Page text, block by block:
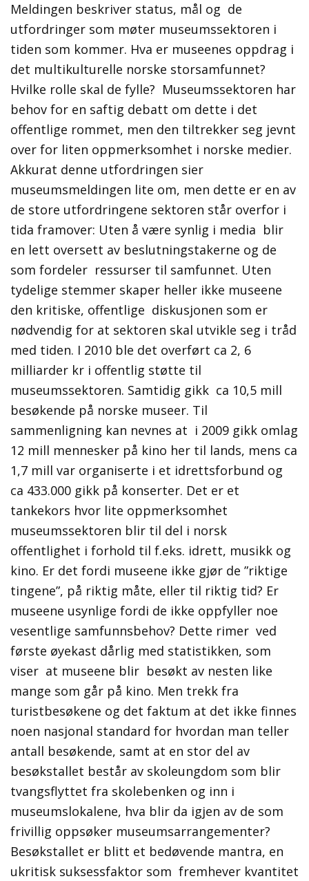
Meldingen beskriver status, mål og de
utfordringer som møter museumssektoren i
tiden som kommer. Hva er museenes oppdrag i
det multikulturelle norske storsamfunnet?
Hvilke rolle skal de fylle? Museumssektoren har
behov for en saftig debatt om dette i det
offentlige rommet, men den tiltrekker seg jevnt
over for liten oppmerksomhet i norske medier.
Akkurat denne utfordringen sier
museumsmeldingen lite om, men dette er en av
de store utfordringene sektoren står overfor i
tida framover: Uten å være synlig i media blir
en lett oversett av beslutningstakerne og de
som fordeler ressurser til samfunnet. Uten
tydelige stemmer skaper heller ikke museene
den kritiske, offentlige diskusjonen som er
nødvendig for at sektoren skal utvikle seg i tråd
med tiden. I 2010 ble det overført ca 2, 6
milliarder kr i offentlig støtte til
museumssektoren. Samtidig gikk ca 10,5 mill
besøkende på norske museer. Til
sammenligning kan nevnes at i 2009 gikk omlag
12 mill mennesker på kino her til lands, mens ca
1,7 mill var organiserte i et idrettsforbund og
ca 433.000 gikk på konserter. Det er et
tankekors hvor lite oppmerksomhet
museumssektoren blir til del i norsk
offentlighet i forhold til f.eks. idrett, musikk og
kino. Er det fordi museene ikke gjør de ”riktige
tingene”, på riktig måte, eller til riktig tid? Er
museene usynlige fordi de ikke oppfyller noe
vesentlige samfunnsbehov? Dette rimer ved
første øyekast dårlig med statistikken, som
viser at museene blir besøkt av nesten like
mange som går på kino. Men trekk fra
turistbesøkene og det faktum at det ikke finnes
noen nasjonal standard for hvordan man teller
antall besøkende, samt at en stor del av
besøkstallet består av skoleungdom som blir
tvangsflyttet fra skolebenken og inn i
museumslokalene, hva blir da igjen av de som
frivillig oppsøker museumsarrangementer?
Besøkstallet er blitt et bedøvende mantra, en
ukritisk suksessfaktor som fremhever kvantitet